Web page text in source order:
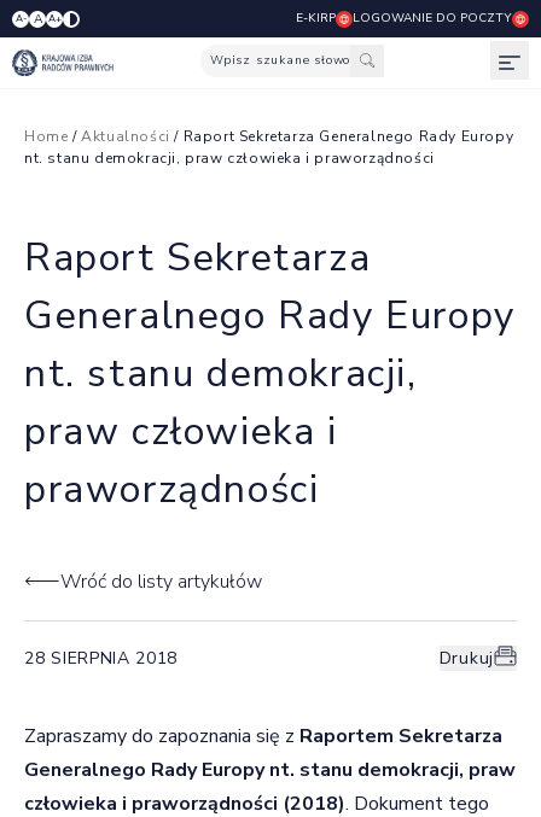
A- A A+ E-KIRP LOGOWANIE DO POCZTY
Wpisz szukane słowo
Home /Aktualności / Raport Sekretarza Generalnego Rady Europy
nt. stanu demokracji, praw człowieka i praworządności
Raport Sekretarza
Generalnego Rady Europy
nt. stanu demokracji,
praw człowieka i
praworządności
Wróć do listy artykułów
28 SIERPNIA 2018 Drukuj
Zapraszamy do zapoznania się z Raportem Sekretarza
Generalnego Rady Europy nt. stanu demokracji, praw
człowieka i praworządności (2018). Dokument tego